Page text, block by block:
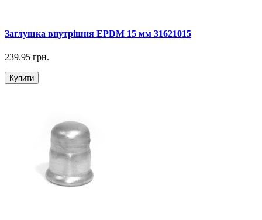
Заглушка внутрішня EPDM 15 мм 31621015
239.95 грн.
Купити